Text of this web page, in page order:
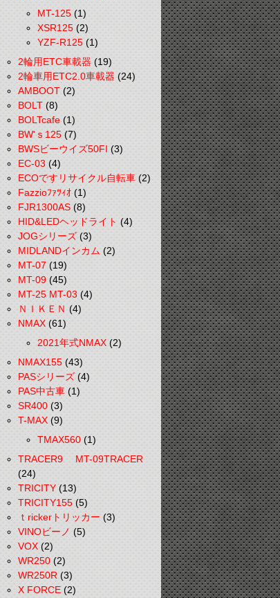
MT-125(1)
XSR125(2)
YZF-R125(1)
2輪用ETC車載器(19)
2輪車用ETC2.0車載器(24)
AMBOOT(2)
BOLT(8)
BOLTcafe(1)
BW'ｓ125(7)
BWSビーウイズ50FI(3)
EC-03(4)
ECOですリサイクル自転車(2)
Fazzioﾌｧﾂｨｵ(1)
FJR1300AS(8)
HID&LEDヘッドライト(4)
JOGシリーズ(3)
MIDLANDインカム(2)
MT-07(19)
MT-09 (45)
MT-25 MT-03(4)
ＮＩＫＥＮ(4)
NMAX(61)
2021年式NMAX(2)
NMAX155(43)
PASシリーズ(4)
PAS中古車(1)
SR400(3)
T-MAX(9)
TMAX560(1)
TRACER9 MT-09TRACER
(24)
TRICITY(13)
TRICITY155(5)
ｔrickerトリッカー(3)
VINOビーノ(5)
VOX(2)
WR250(2)
WR250R(3)
X FORCE(2)